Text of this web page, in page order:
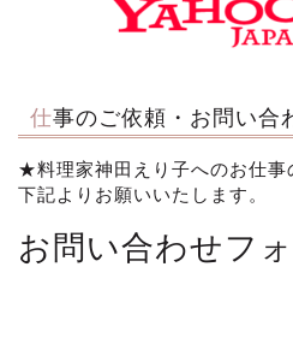
仕事のご依頼・お問い合
★料理家神田えり子へのお仕事
下記よりお願いいたします。
お問い合わせフ